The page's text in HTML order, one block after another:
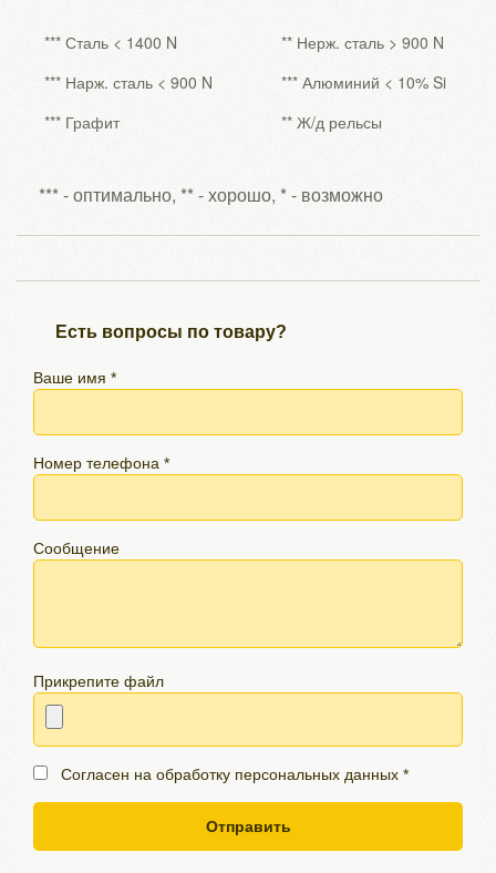
*** Сталь < 1400 N
** Нерж. сталь > 900 N
*** Нарж. сталь < 900 N
*** Алюминий < 10% Si
*** Графит
** Ж/д рельсы
*** - оптимально, ** - хорошо, * - возможно
Есть вопросы по товару?
Ваше имя *
Номер телефона *
Сообщение
Прикрепите файл
Согласен на обработку персональных данных *
Отправить